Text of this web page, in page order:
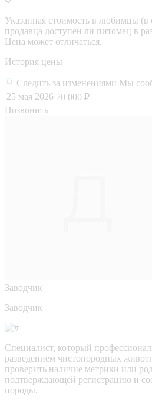
Указанная стоимость в любимцы
продавца доступен ли питомец в
Цена может отличаться.
История цены
Следить за изменениями Мы
25 мая 2026 70 000 ₽
Позвонить
Заводчик
Заводчик
Специалист, который
разведением чистопородных
проверить наличие метрики или
подтверждающей регистрацию и
породы.